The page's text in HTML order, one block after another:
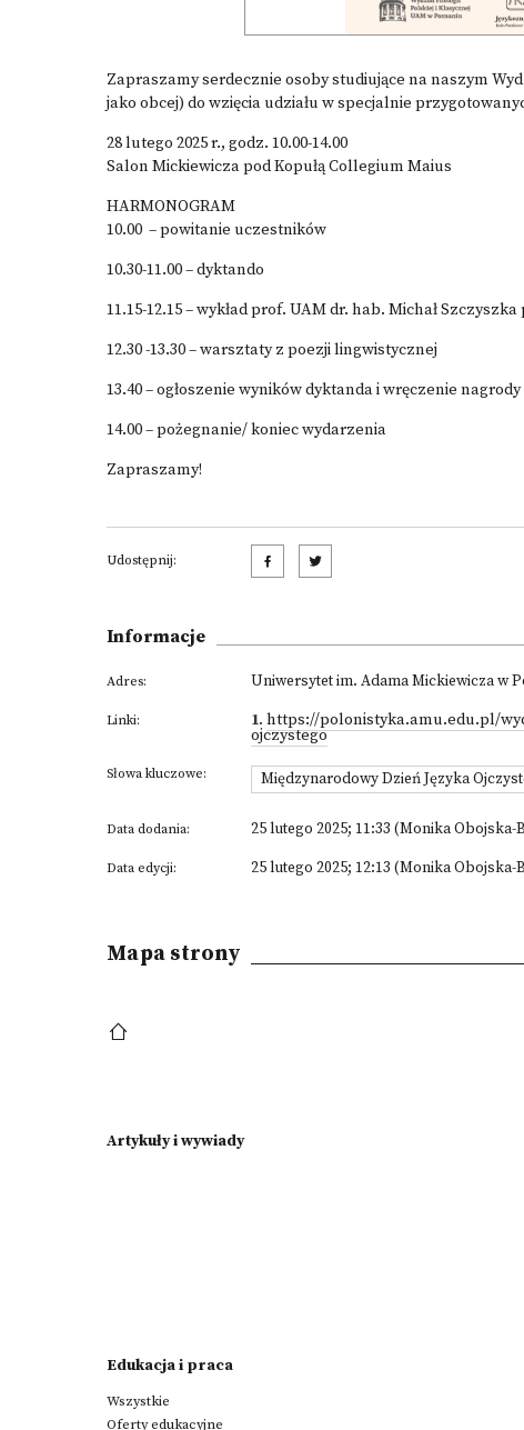
Zapraszamy serdecznie osoby studiujące na naszym
jako obcej) do wzięcia udziału w specjalnie
28 lutego 2025 r., godz. 10.00-14.00
Salon Mickiewicza pod Kopułą Collegium Maius
HARMONOGRAM
10.00 – powitanie uczestników
10.30-11.00 – dyktando
11.15-12.15 – wykład prof. UAM dr. hab. Michał
12.30 -13.30 – warsztaty z poezji lingwistycznej
13.40 – ogłoszenie wyników dyktanda i wręczenie
14.00 – pożegnanie/ koniec wydarzenia
Zapraszamy!
Udostępnij:
Informacje
Adres: Uniwersytet im. Adama Mickiewicza w
Linki: 1. https://polonistyka.amu.edu.pl/
ojczystego
Słowa kluczowe: Międzynarodowy Dzień Języka
Data dodania: 25 lutego 2025; 11:33 (Monika Obojska-
Data edycji: 25 lutego 2025; 12:13 (Monika Obojska-
Mapa strony
Artykuły i wywiady
Edukacja i praca
Wszystkie
Oferty edukacyjne